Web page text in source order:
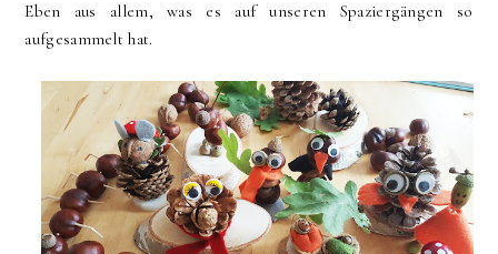
Eben aus allem, was es auf unseren Spaziergängen so
aufgesammelt hat.